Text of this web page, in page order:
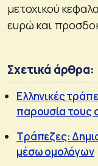
μετοχικού
ευρώ και
Σχετικά άρθρα:
Ελληνικές
παρουσία τους
Τράπεζες:
μέσω ομολόγων